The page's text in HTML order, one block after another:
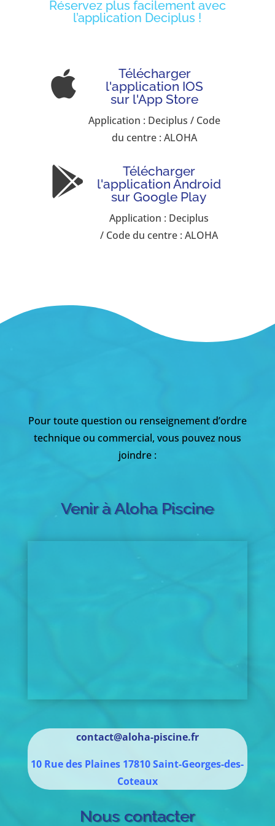
Réservez plus facilement avec
l’application Deciplus !

Télécharger
l'application IOS
sur l'App Store
Application : Deciplus / Code
du centre : ALOHA

Télécharger
l'application Android
sur Google Play
Application : Deciplus
/ Code du centre : ALOHA
Pour toute question ou renseignement d’ordre
technique ou commercial, vous pouvez nous
joindre :
Venir à Aloha Piscine
contact@aloha-piscine.fr
10 Rue des Plaines 17810Saint-Georges-des-
Coteaux
Nous contacter